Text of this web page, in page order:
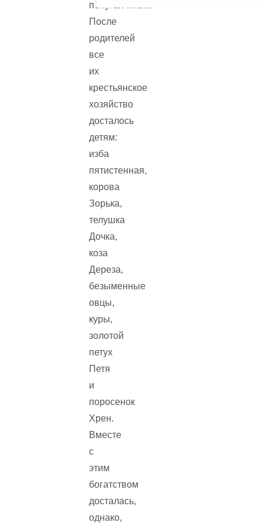
попугайчиком.
После
родителей
все
их
крестьянское
хозяйство
досталось
детям:
изба
пятистенная,
корова
Зорька,
телушка
Дочка,
коза
Дереза,
безыменные
овцы,
куры,
золотой
петух
Петя
и
поросенок
Хрен.
Вместе
с
этим
богатством
досталась,
однако,